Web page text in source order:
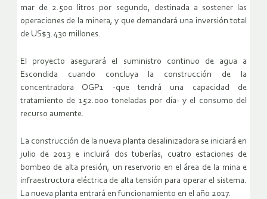
mar de 2.500 litros por segundo, destinada a sostener las
operaciones de la minera, y que demandará una inversión total
de US$3.430 millones.
El proyecto asegurará el suministro continuo de agua a
Escondida cuando concluya la construcción de la
concentradora OGP1 -que tendrá una capacidad de
tratamiento de 152.000 toneladas por día- y el consumo del
recurso aumente.
La construcción de la nueva planta desalinizadora se iniciará en
julio de 2013 e incluirá dos tuberías, cuatro estaciones de
bombeo de alta presión, un reservorio en el área de la mina e
infraestructura eléctrica de alta tensión para operar el sistema.
La nueva planta entrará en funcionamiento en el año 2017.